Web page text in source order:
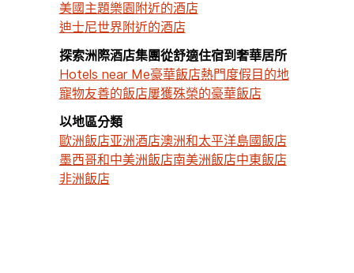
美國主題樂園附近的酒店
迪士尼世界附近的酒店
探索洲際酒店集團從舒適住宿到奢華居所
Hotels near Me豪華飯店熱門度假目的地
寵物友善的飯店屢獲殊榮的豪華飯店
以地區分類
歐洲飯店亚洲酒店澳洲和太平洋島國飯店
墨西哥和中美洲飯店南美洲飯店中東飯店
非洲飯店